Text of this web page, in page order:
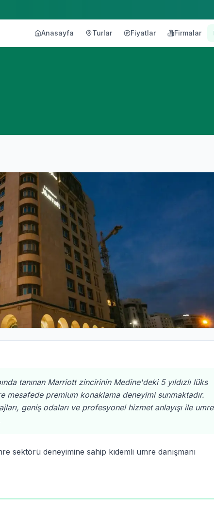
Anasayfa Turlar Fiyatlar Firmalar
tanınan Marriott zincirinin Medine'deki 5 yıldızlı lüks
premium konaklama deneyimi sunmaktadır.
geniş odaları ve profesyonel hizmet anlayışı ile umre
sektörü deneyimine sahip kıdemli umre danışmanı